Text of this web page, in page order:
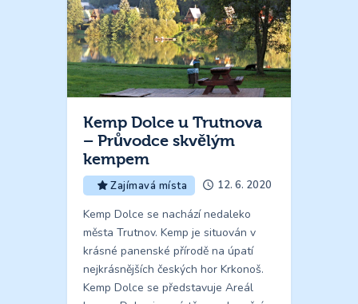
Kemp Dolce u Trutnova
– Průvodce skvělým
kempem
Zajímavá místa 12. 6. 2020
Kemp Dolce se nachází nedaleko
města Trutnov. Kemp je situován v
krásné panenské přírodě na úpatí
nejkrásnějších českých hor Krkonoš.
Kemp Dolce se představuje Areál